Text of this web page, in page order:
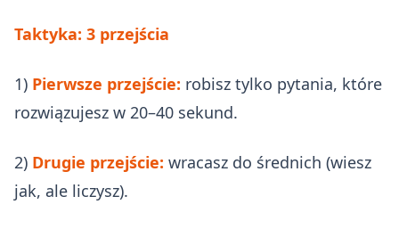
Taktyka: 3 przejścia
1) Pierwsze przejście: robisz tylko pytania, które
rozwiązujesz w 20–40 sekund.
2) Drugie przejście: wracasz do średnich (wiesz
jak, ale liczysz).